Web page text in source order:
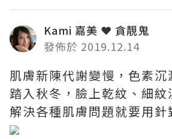
Kami 嘉美 ❤ 貪靚鬼
發佈於 2019.12.14
肌膚新陳代謝變慢，色素沉
踏入秋冬，臉上乾紋、細紋
解決各種肌膚問題就要用針